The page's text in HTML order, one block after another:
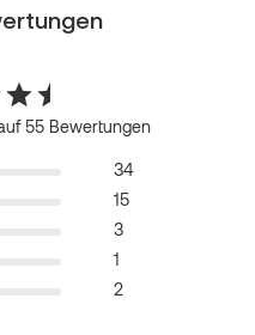
55 Bewertungen
34
15
3
1
2